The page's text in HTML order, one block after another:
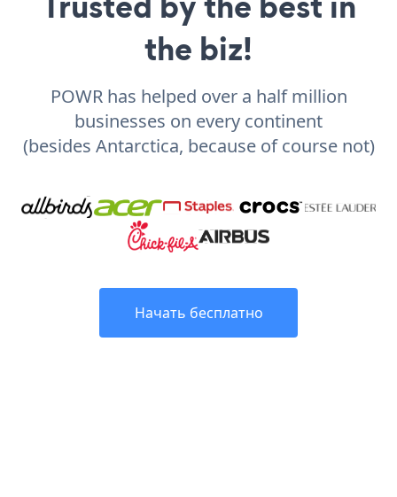
the biz!
POWR has helped over a half million
businesses on every continent
(besides Antarctica, because of course not)
Начать бесплатно